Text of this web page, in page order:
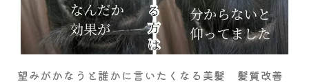
望みがかなうと誰かに言いたくなる美髪 髪質改善